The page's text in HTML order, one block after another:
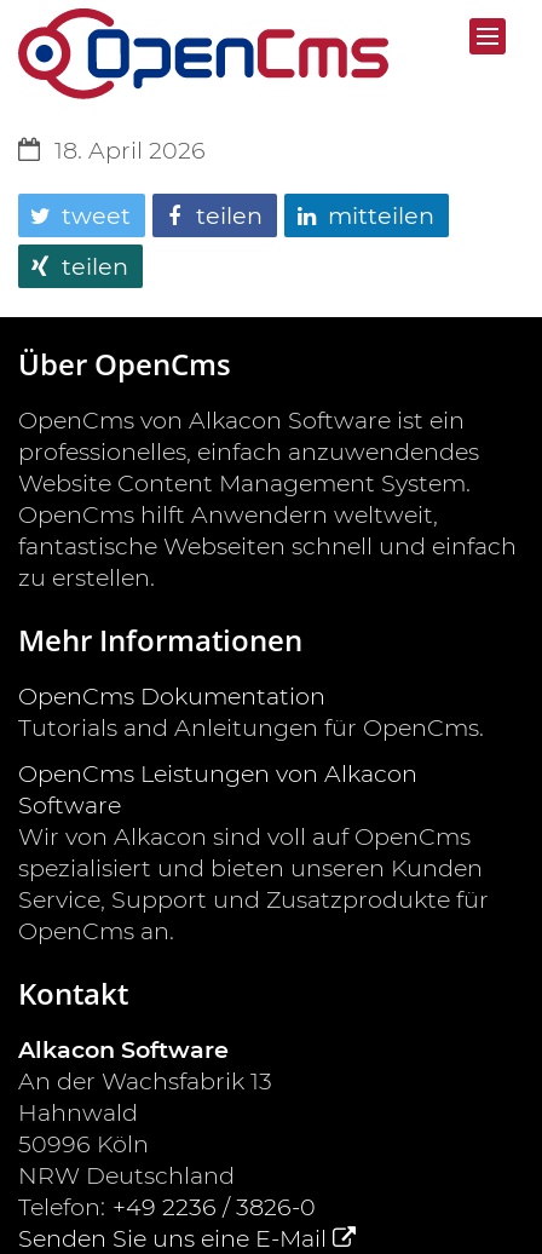
18. April 2026
tweet teilen
mitteilen
teilen
Über OpenCms
OpenCms von Alkacon Software ist ein
professionelles, einfach anzuwendendes
Website Content Management System.
OpenCms hilft Anwendern weltweit,
fantastische Webseiten schnell und einfach
zu erstellen.
Mehr Informationen
OpenCms Dokumentation
Tutorials and Anleitungen für OpenCms.
OpenCms Leistungen von Alkacon
Software
Wir von Alkacon sind voll auf OpenCms
spezialisiert und bieten unseren Kunden
Service, Support und Zusatzprodukte für
OpenCms an.
Kontakt
Alkacon Software
An der Wachsfabrik 13
Hahnwald
50996 Köln
NRW Deutschland
Telefon: +49 2236 / 3826-0
Senden Sie uns eine E-Mail